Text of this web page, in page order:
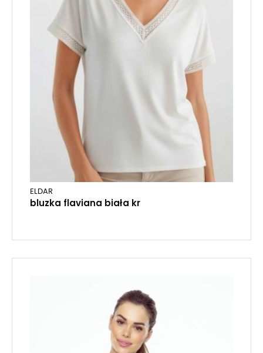
ELDAR
bluzka flaviana biała kr